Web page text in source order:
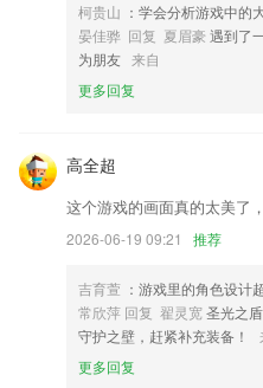
3.想学医的，想考医的用户都可以
4.帮助学员更高效的完成重要知识
容有具体的视频精讲
6.北美外教1对2小班课堂
3分快乐8app下载更新了什
】发布需求新增联系人
添加米包功能，帮助线下商家引流
增加功能。
跟进记录新支持语音录入
柯贵山 ：学会分析游戏中的
晏佳骅 回复 夏眉豪遇到了
为朋友 来自
更多回复
高全超
这个游戏的画面真的太美了
2026-06-19 09:21 推荐
吉育萱 ：游戏里的角色设计
常欣萍 回复 翟灵宽圣光之
守护之壁，赶紧补充装备！
更多回复